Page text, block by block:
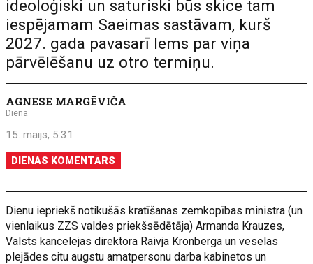
ideoloģiski un saturiski būs skice tam
iespējamam Saeimas sastāvam, kurš
2027. gada pavasarī lems par viņa
pārvēlēšanu uz otro termiņu.
AGNESE MARGĒVIČA
Diena
15. maijs, 5:31
DIENAS KOMENTĀRS
Dienu iepriekš notikušās kratīšanas zemkopības ministra (un
vienlaikus ZZS valdes priekšsēdētāja) Armanda Krauzes,
Valsts kancelejas direktora Raivja Kronberga un veselas
plejādes citu augstu amatpersonu darba kabinetos un